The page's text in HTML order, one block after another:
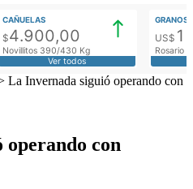
CAÑUELAS
$4.900,00
Novillitos 390/430 Kg
Ver todos
GRANOS
US$
Rosario
La Invernada siguió operando con
con